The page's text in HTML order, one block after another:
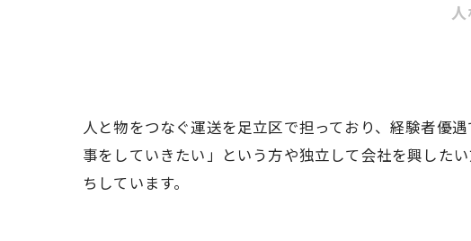
人と物をつなぐ運送を足立区で担っており、経験者優
事をしていきたい」という方や独立して会社を興した
ちしています。